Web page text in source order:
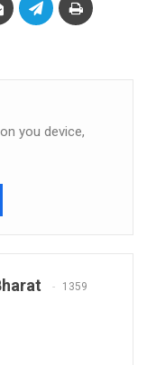
you device,
1359